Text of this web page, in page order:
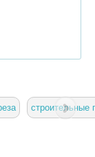
строительные